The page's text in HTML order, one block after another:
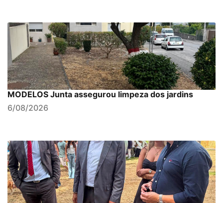
MODELOS Junta assegurou limpeza dos jardins
6/08/2026